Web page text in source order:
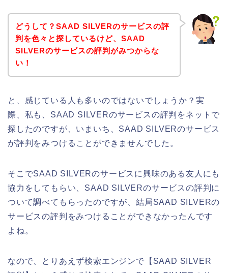
どうして？SAAD SILVERのサービスの評
判を色々と探しているけど、SAAD
SILVERのサービスの評判がみつからな
い！
と、感じている人も多いのではないでしょうか？実
際、私も、SAAD SILVERのサービスの評判をネットで
探したのですが、いまいち、SAAD SILVERのサービス
が評判をみつけることができませんでした。
そこでSAAD SILVERのサービスに興味のある友人にも
協力をしてもらい、SAAD SILVERのサービスの評判に
ついて調べてもらったのですが、結局SAAD SILVERの
サービスの評判をみつけることができなかったんです
よね。
なので、とりあえず検索エンジンで【SAAD SILVER